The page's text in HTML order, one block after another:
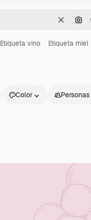
Borrar
Etiqueta vino Etiqueta miel
Color Personas
Información útil